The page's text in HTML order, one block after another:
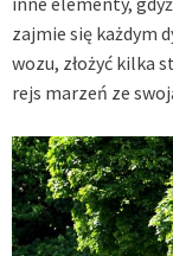
zajmie się każdym
wozu, złożyć kilka
rejs marzeń ze